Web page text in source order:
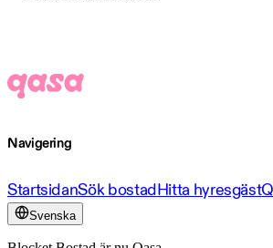
Navigering
StartsidanSök bostadHitta hyresgäst
Svenska